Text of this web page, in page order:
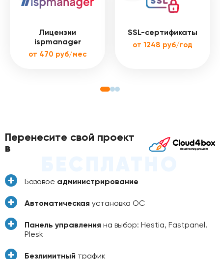
Лицензии
ispmanager
от 470 руб/мес
SSL-сертификаты
от 1248 руб/год
Перенесите свой проект
в
Базовое администрирование
Автоматическая установка ОС
Панель управления на выбор: Hestia, Fastpanel,
Plesk
Безлимитный трафик